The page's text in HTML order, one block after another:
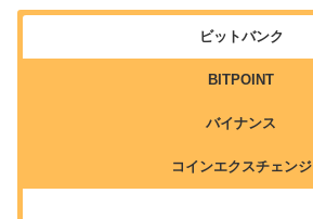
ビットバンク
BITPOINT
バイナンス
コインエクスチェンジ